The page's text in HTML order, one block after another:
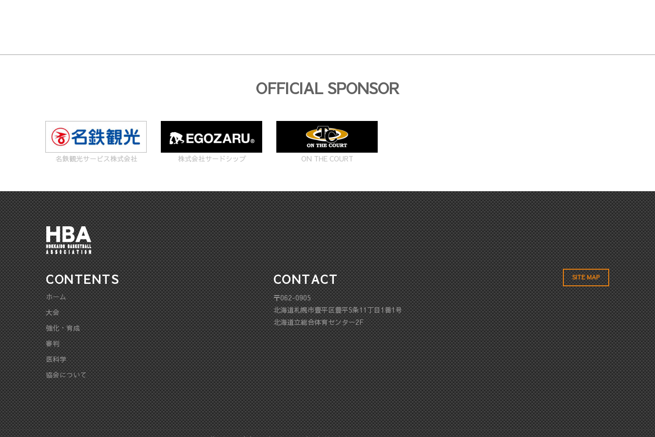
OFFICIAL SPONSOR
名鉄観光サービス株式会社 株式会社サードシップ ON THE COURT
CONTENTS
ホーム
大会
強化・育成
審判
医科学
協会について
CONTACT
〒062-0905
北海道札幌市豊平区豊平5条11丁目1番1号
北海道立総合体育センター2F
SITE MAP